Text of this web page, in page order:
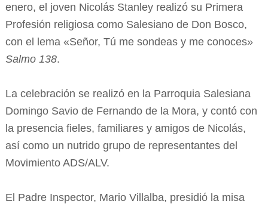
enero, el joven Nicolás Stanley realizó su Primera
Profesión religiosa como Salesiano de Don Bosco,
con el lema «Señor, Tú me sondeas y me conoces»
Salmo 138.
La celebración se realizó en la Parroquia Salesiana
Domingo Savio de Fernando de la Mora, y contó con
la presencia fieles, familiares y amigos de Nicolás,
así como un nutrido grupo de representantes del
Movimiento ADS/ALV.
El Padre Inspector, Mario Villalba, presidió la misa